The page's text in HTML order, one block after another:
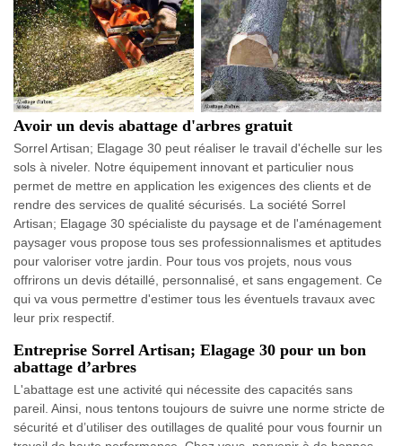
Avoir un devis abattage d'arbres gratuit
Sorrel Artisan; Elagage 30 peut réaliser le travail d'échelle sur les
sols à niveler. Notre équipement innovant et particulier nous
permet de mettre en application les exigences des clients et de
rendre des services de qualité sécurisés. La société Sorrel
Artisan; Elagage 30 spécialiste du paysage et de l'aménagement
paysager vous propose tous ses professionnalismes et aptitudes
pour valoriser votre jardin. Pour tous vos projets, nous vous
offrirons un devis détaillé, personnalisé, et sans engagement. Ce
qui va vous permettre d'estimer tous les éventuels travaux avec
leur prix respectif.
Entreprise Sorrel Artisan; Elagage 30 pour un bon
abattage d’arbres
L'abattage est une activité qui nécessite des capacités sans
pareil. Ainsi, nous tentons toujours de suivre une norme stricte de
sécurité et d’utiliser des outillages de qualité pour vous fournir un